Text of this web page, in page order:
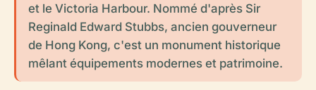
et le Victoria Harbour. Nommé d'après Sir
Reginald Edward Stubbs, ancien gouverneur
de Hong Kong, c'est un monument historique
mêlant équipements modernes et patrimoine.